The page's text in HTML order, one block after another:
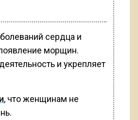
сердца и
морщин.
и укрепляет
, что женщинам не